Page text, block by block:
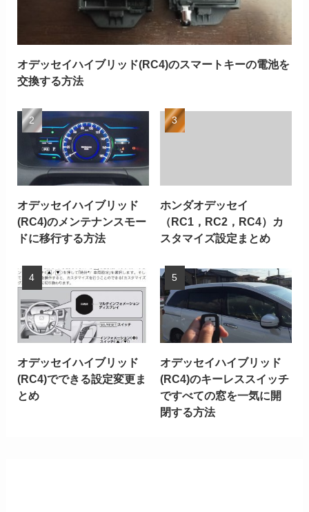
オデッセイハイブリッド(RC4)のスマートキーの電池を
交換する方法
オデッセイハイブリッド
(RC4)のメンテナンスモー
ドに移行する方法
ホンダオデッセイ
（RC1，RC2，RC4）カ
スタマイズ設定まとめ
オデッセイハイブリッド
(RC4)でできる設定変更ま
とめ
オデッセイハイブリッド
(RC4)のキーレススイッチ
ですべての窓を一気に開
閉する方法